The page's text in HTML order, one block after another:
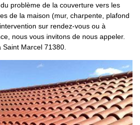
problème de la couverture vers les
de la maison (mur, charpente, plafond
sur rendez-vous ou à
nous vous invitons de nous appeler.
Marcel 71380.